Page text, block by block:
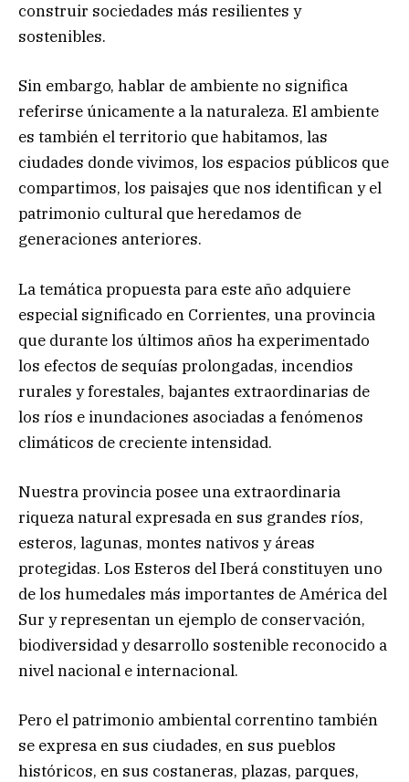
construir sociedades más resilientes y
sostenibles.
Sin embargo, hablar de ambiente no significa
referirse únicamente a la naturaleza. El ambiente
es también el territorio que habitamos, las
ciudades donde vivimos, los espacios públicos que
compartimos, los paisajes que nos identifican y el
patrimonio cultural que heredamos de
generaciones anteriores.
La temática propuesta para este año adquiere
especial significado en Corrientes, una provincia
que durante los últimos años ha experimentado
los efectos de sequías prolongadas, incendios
rurales y forestales, bajantes extraordinarias de
los ríos e inundaciones asociadas a fenómenos
climáticos de creciente intensidad.
Nuestra provincia posee una extraordinaria
riqueza natural expresada en sus grandes ríos,
esteros, lagunas, montes nativos y áreas
protegidas. Los Esteros del Iberá constituyen uno
de los humedales más importantes de América del
Sur y representan un ejemplo de conservación,
biodiversidad y desarrollo sostenible reconocido a
nivel nacional e internacional.
Pero el patrimonio ambiental correntino también
se expresa en sus ciudades, en sus pueblos
históricos, en sus costaneras, plazas, parques,